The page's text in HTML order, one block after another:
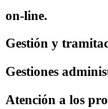
on-line.
Gestión y
Gestiones
Atención a los